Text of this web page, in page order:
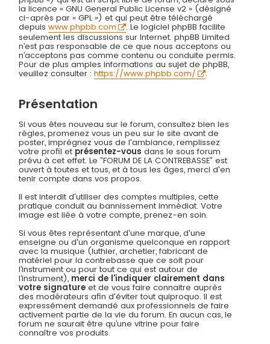
la licence « GNU General Public License v2 » (désigné
ci-après par « GPL ») et qui peut être téléchargé
depuiswww.phpbb.com
. Le logiciel phpBB facilite
seulement les discussions sur Internet. phpBB Limited
n’est pas responsable de ce que nous acceptons ou
n’acceptons pas comme contenu ou conduite permis.
Pour de plus amples informations au sujet de phpBB,
veuillez consulter :https://www.phpbb.com/ .
Présentation
Si vous êtes nouveau sur le forum, consultez bien les
règles, promenez vous un peu sur le site avant de
poster, imprégnez vous de l'ambiance, remplissez
votre profil et présentez-vous dans le sous forum
prévu à cet effet. Le ”FORUM DE LA CONTREBASSE” est
ouvert à toutes et tous, et à tous les âges, merci d'en
tenir compte dans vos propos.
Il est interdit d'utiliser des comptes multiples, cette
pratique conduit au bannissement immédiat. Votre
image est liée à votre compte, prenez-en soin.
Si vous êtes représentant d'une marque, d'une
enseigne ou d'un organisme quelconque en rapport
avec la musique (luthier, archetier, fabricant de
matériel pour la contrebasse que ce soit pour
l’instrument ou pour tout ce qui est autour de
l’instrument), merci de l'indiquer clairement dans
votre signature et de vous faire connaitre auprès
des modérateurs afin d'éviter tout quiproquo. Il est
expressément demandé aux professionnels de faire
activement partie de la vie du forum. En aucun cas, le
forum ne saurait être qu’une vitrine pour faire
connaître vos produits.